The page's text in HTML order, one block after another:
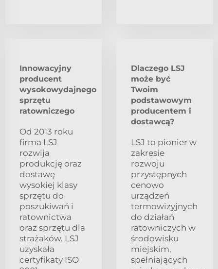
Innowacyjny
producent
wysokowydajnego
sprzętu
ratowniczego
Od 2013 roku
firma LSJ
rozwija
produkcję oraz
dostawę
wysokiej klasy
sprzętu do
poszukiwań i
ratownictwa
oraz sprzętu dla
strażaków. LSJ
uzyskała
certyfikaty ISO
Dlaczego LSJ
może być
Twoim
podstawowym
producentem i
dostawcą?
LSJ to pionier w
zakresie
rozwoju
przystępnych
cenowo
urządzeń
termowizyjnych
do działań
ratowniczych w
środowisku
miejskim,
spełniających